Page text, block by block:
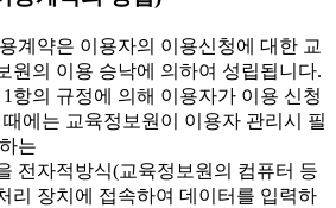
계약은 이용자의 이용신청에 대한 교
원의 이용 승낙에 의하여 성립됩니다.
항의 규정에 의해 이용자가 이용 신청
때에는 교육정보원이 이용자 관리시 필
는
전자적방식(교육정보원의 컴퓨터 등
리 장치에 접속하여 데이터를 입력하